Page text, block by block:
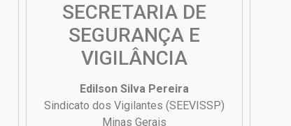
SECRETARIA DE
SEGURANÇA E
VIGILÂNCIA
Edilson Silva Pereira
Sindicato dos Vigilantes (SEEVISSP)
Minas Gerais